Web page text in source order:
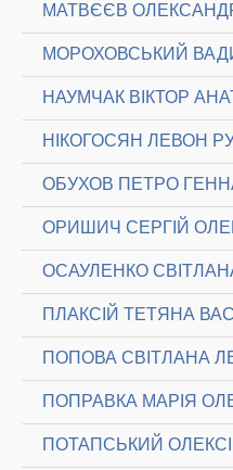
МАТВЄЄВ
МОРОХОВСЬКИЙ
НАУМЧАК ВІКТОР
НІКОГОСЯН ЛЕВОН
ОБУХОВ ПЕТРО
ОРИШИЧ СЕРГІЙ
ОСАУЛЕНКО
ПЛАКСІЙ ТЕТЯНА
ПОПОВА СВІТЛАНА
ПОПРАВКА МАРІЯ
ПОТАПСЬКИЙ